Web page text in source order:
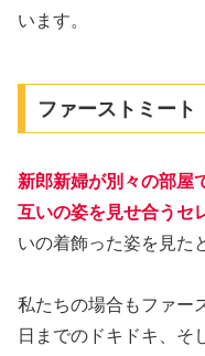
います。
ファーストミート
新郎新婦が別々の部屋
互いの姿を見せ合うセ
いの着飾った姿を見た
私たちの場合もファー
日までのドキドキ、そ